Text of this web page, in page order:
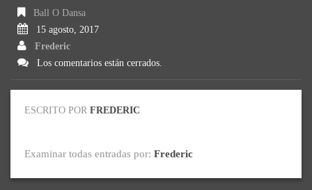
Ball O Dansa
15 agosto, 2017
Frederic
Los comentarios están cerrados.
ESCRITO POR FREDERIC
Examinar todas entradas por: Frederic